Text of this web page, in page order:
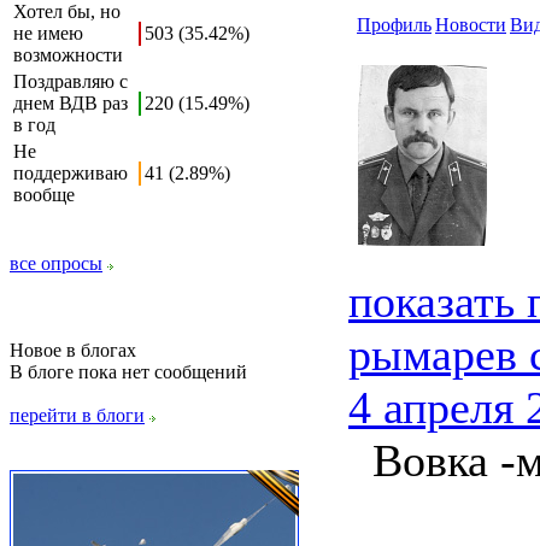
Хотел бы, но
не имею
возможности
503 (35.42%)
Поздравляю с
днем ВДВ раз
в год
220 (15.49%)
Не
поддерживаю
вообще
41 (2.89%)
все опросы
Новое в блогах
В блоге пока нет сообщений
перейти в блоги
ПрофильНовости
рымарев
4 апреля
Вовка -